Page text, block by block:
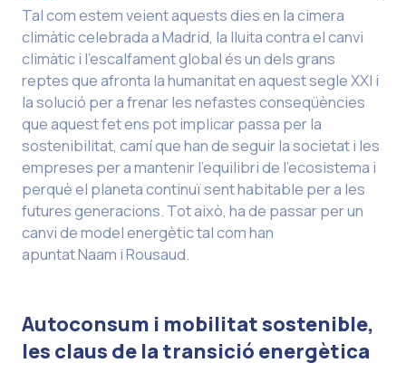
Tal com estem veient aquests dies en la cimera
climàtic celebrada a Madrid, la lluita contra el canvi
climàtic i l’escalfament global és un dels grans
reptes que afronta la humanitat en aquest segle XXI i
la solució per a frenar les nefastes conseqüències
que aquest fet ens pot implicar passa per la
sostenibilitat, camí que han de seguir la societat i les
empreses per a mantenir l’equilibri de l’ecosistema i
perquè el planeta continuï sent habitable per a les
futures generacions. Tot això, ha de passar per un
canvi de model energètic tal com han
apuntat Naam i Rousaud.
Autoconsum i mobilitat sostenible,
les claus de la transició energètica